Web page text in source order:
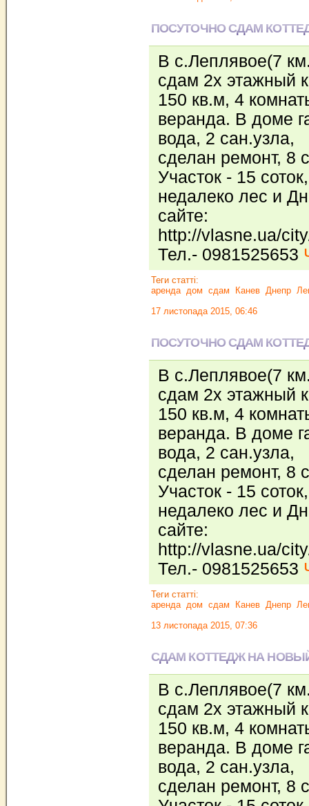
ПОСУТОЧНО СДАМ
В с.Леплявое(7
сдам 2х этажный
150 кв.м, 4
веранда. В доме
вода, 2 сан.узла,
сделан ремонт, 8
Участок - 15 соток,
недалеко лес и
сайте:
http://vlasne.ua/
Тел.- 0981525653
Теги статті:
аренда дом сдам Канев Днепр
17 листопада 2015, 06:46
ПОСУТОЧНО СДАМ
В с.Леплявое(7
сдам 2х этажный
150 кв.м, 4
веранда. В доме
вода, 2 сан.узла,
сделан ремонт, 8
Участок - 15 соток,
недалеко лес и
сайте:
http://vlasne.ua/
Тел.- 0981525653
Теги статті:
аренда дом сдам Канев Днепр
13 листопада 2015, 07:36
СДАМ КОТТЕДЖ НА
В с.Леплявое(7
сдам 2х этажный
150 кв.м, 4
веранда. В доме
вода, 2 сан.узла,
сделан ремонт, 8